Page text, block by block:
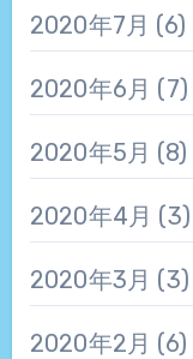
2020年7月 (6)
2020年6月 (7)
2020年5月 (8)
2020年4月 (3)
2020年3月 (3)
2020年2月 (6)